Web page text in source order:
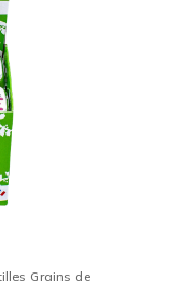
Grains de